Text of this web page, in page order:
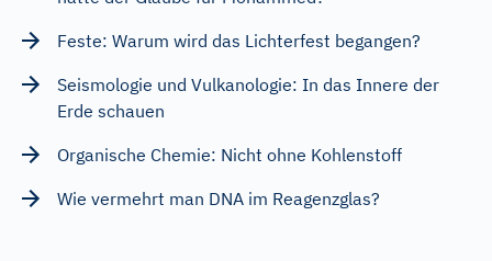
Feste: Warum wird das Lichterfest begangen?
Seismologie und Vulkanologie: In das Innere der
Erde schauen
Organische Chemie: Nicht ohne Kohlenstoff
Wie vermehrt man DNA im Reagenzglas?